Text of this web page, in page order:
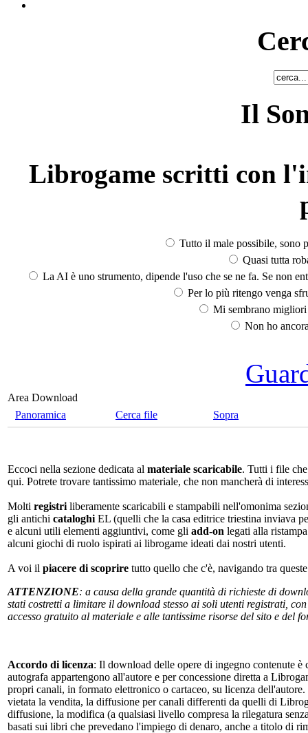
Il
Librogame scritti con
Tutto il male possibile, sono
Quasi tutta
La AI è uno strumento, dipende l'uso che se ne fa. Se non
Per lo più ritengo venga
Mi sembrano
Non ho
Area Download
Panoramica
Cerca file Sopra
Eccoci nella sezione dedicata al materiale scaricabile. Tutti i file
qui. Potrete trovare tantissimo materiale, che non mancherà di
Molti registri liberamente scaricabili e stampabili nell'omonima
gli antichi cataloghi EL (quelli che la casa editrice triestina inviava
e alcuni utili elementi aggiuntivi, come gli add-on legati alla
alcuni giochi di ruolo ispirati ai librogame ideati dai nostri utenti.
A voi il piacere di scoprire tutto quello che c'è, navigando tra
ATTENZIONE: a causa della grande quantità di richieste di
stati costretti a limitare il download stesso ai soli utenti registrati,
accesso gratuito al materiale e alle tantissime risorse del sito e
Accordo di licenza: Il download delle opere di ingegno contenute
autografa appartengono all'autore e per concessione diretta a
propri canali, in formato elettronico o cartaceo, su licenza
vietata la vendita, la diffusione per canali differenti da quelli di
diffusione, la modifica (a qualsiasi livello compresa la rilegatura
basati sui libri che prevedano l'impiego di denaro, anche a titolo di